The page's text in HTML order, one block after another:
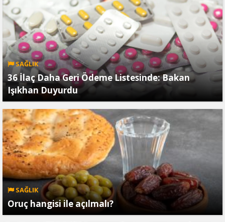
SAĞLIK
36 İlaç Daha Geri Ödeme Listesinde: Bakan
Işıkhan Duyurdu
SAĞLIK
Oruç hangisi ile açılmalı?